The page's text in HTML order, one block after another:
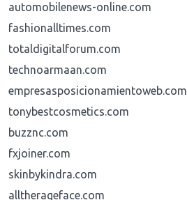
automobilenews-online.com
fashionalltimes.com
totaldigitalforum.com
technoarmaan.com
empresasposicionamientoweb.com
tonybestcosmetics.com
buzznc.com
fxjoiner.com
skinbykindra.com
alltherageface.com